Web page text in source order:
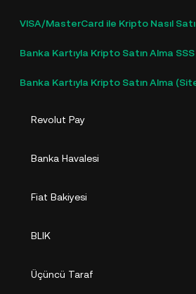
VISA/MasterCard ile Kripto Nasıl
Banka Kartıyla Kripto Satın Alma SSS
Banka Kartıyla Kripto Satın Alma
Revolut Pay
Banka Havalesi
Fiat Bakiyesi
BLIK
Üçüncü Taraf